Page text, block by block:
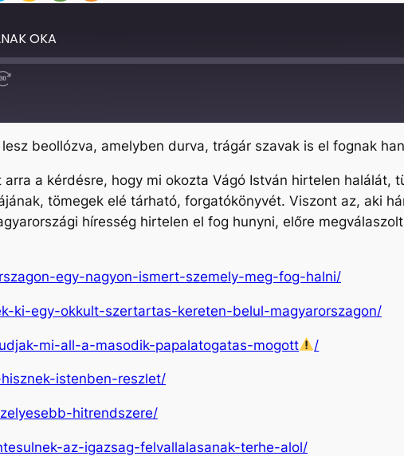
OKA
Fast
beollózva, amelyben durva, trágár szavak is el fognak
a kérdésre, hogy mi okozta Vágó István hirtelen halálát,
tömegek elé tárható, forgatókönyvét. Viszont az, aki
híresség hirtelen el fog hunyni, előre
egy-nagyon-ismert-szemely-meg-fog-halni/
ki-egy-okkult-szertartas-kereten-belul-magyarorszagon/
mi-all-a-masodik-papalatogatas-mogott /
istenben-reszlet/
hitrendszere/
az-igazsag-felvallalasanak-terhe-alol/